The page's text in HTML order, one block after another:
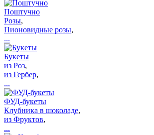
Поштучно
Розы,
Пионовидные розы,
...
Букеты
из Роз,
из Гербер,
...
ФУД-букеты
Клубника в шоколаде,
из Фруктов,
...